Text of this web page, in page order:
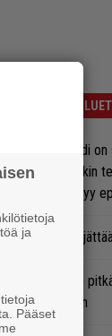
Uusi superbändi
Vaihtoehtorockin
ryhmä esittäytyy
Glenn Hughes
Weezer-fanien
tulee Suomeen
ja
Pääset